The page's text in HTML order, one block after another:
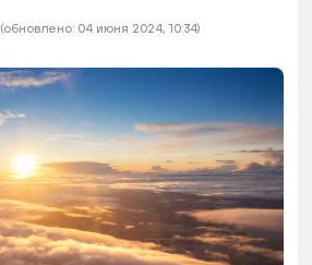
(обновлено: 04 июня 2024, 10:34)